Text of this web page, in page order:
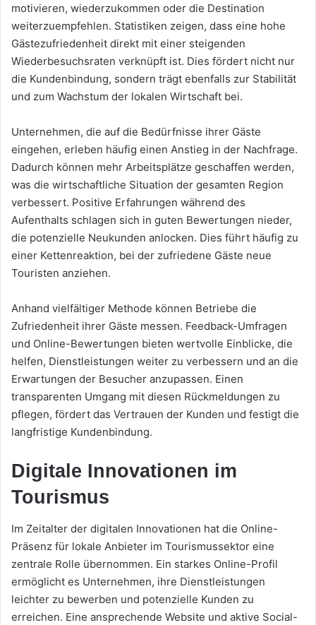
motivieren, wiederzukommen oder die Destination
weiterzuempfehlen. Statistiken zeigen, dass eine hohe
Gästezufriedenheit direkt mit einer steigenden
Wiederbesuchsraten verknüpft ist. Dies fördert nicht nur
die Kundenbindung, sondern trägt ebenfalls zur Stabilität
und zum Wachstum der lokalen Wirtschaft bei.
Unternehmen, die auf die Bedürfnisse ihrer Gäste
eingehen, erleben häufig einen Anstieg in der Nachfrage.
Dadurch können mehr Arbeitsplätze geschaffen werden,
was die wirtschaftliche Situation der gesamten Region
verbessert. Positive Erfahrungen während des
Aufenthalts schlagen sich in guten Bewertungen nieder,
die potenzielle Neukunden anlocken. Dies führt häufig zu
einer Kettenreaktion, bei der zufriedene Gäste neue
Touristen anziehen.
Anhand vielfältiger Methode können Betriebe die
Zufriedenheit ihrer Gäste messen. Feedback-Umfragen
und Online-Bewertungen bieten wertvolle Einblicke, die
helfen, Dienstleistungen weiter zu verbessern und an die
Erwartungen der Besucher anzupassen. Einen
transparenten Umgang mit diesen Rückmeldungen zu
pflegen, fördert das Vertrauen der Kunden und festigt die
langfristige Kundenbindung.
Digitale Innovationen im
Tourismus
Im Zeitalter der digitalen Innovationen hat die Online-
Präsenz für lokale Anbieter im Tourismussektor eine
zentrale Rolle übernommen. Ein starkes Online-Profil
ermöglicht es Unternehmen, ihre Dienstleistungen
leichter zu bewerben und potenzielle Kunden zu
erreichen. Eine ansprechende Website und aktive Social-